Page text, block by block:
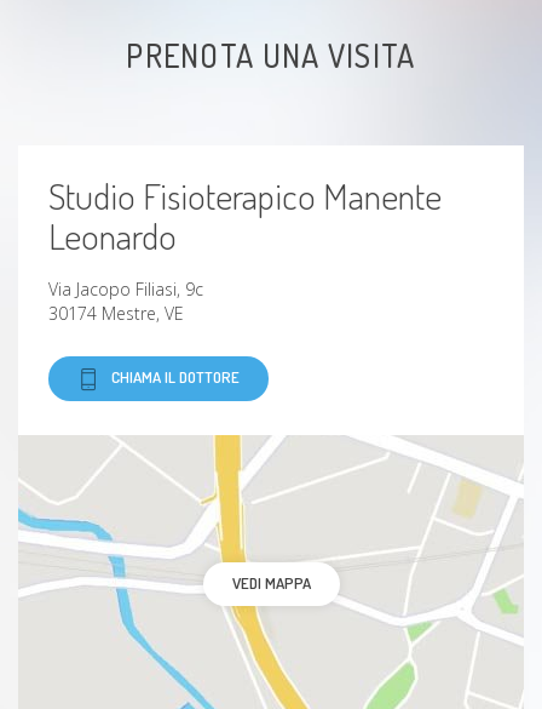
taping
metatarsalgia
Distorsione
lesione muscolare
Osteoartrite
lordosi
Linfedema
Ginocchio valgo
Gomito del tennista (epicondilite)
PRENOTA UNA VISITA
Studio Fisioterapico Manente
Leonardo
Via Jacopo Filiasi, 9c
30174 Mestre, VE
CHIAMA IL DOTTORE
VEDI MAPPA